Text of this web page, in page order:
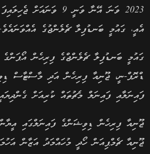
2023 ވަނަ އޭނާ ވަނީ 9
އެއީ، ގައުމީ ބަނޑުފިލާ ޗެލެންޖުގެ އެއްވަނައެވެ.
ގައުމީ ބަނޑުފިލާ ޗެލެންޖްގެ ފިރިހެން އޯޕަންގެ
ޑްރޮޕް-ނީ، ޖޫނިއާ ފިރިހެން އަދި މާސްޓާސް
ފައިނަލާއި ފައިނަލް މެޗުތައް ކުރިއަށް
ޖޫނިއާ ފިރިހެން ޑިވިޝަންގެ ފައިނަލްގައި
ޖޫނިއާ ޗެމްޕިއަން ހޯދީ މުހައްމަދު އަޒާން